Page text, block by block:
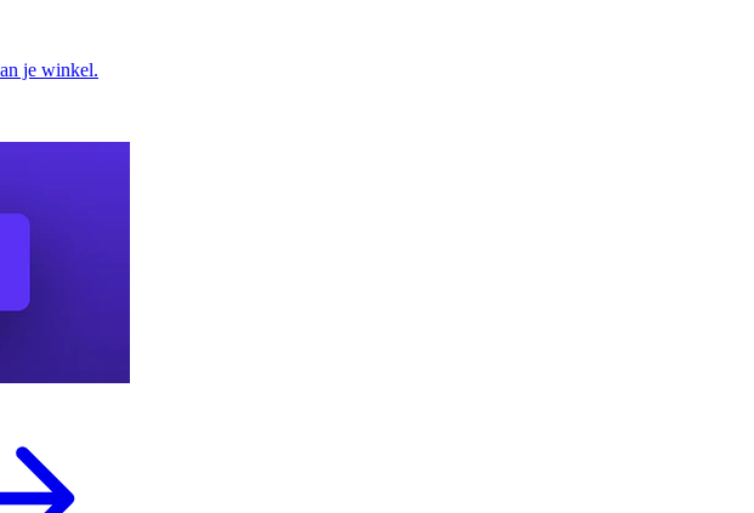
je winkel.